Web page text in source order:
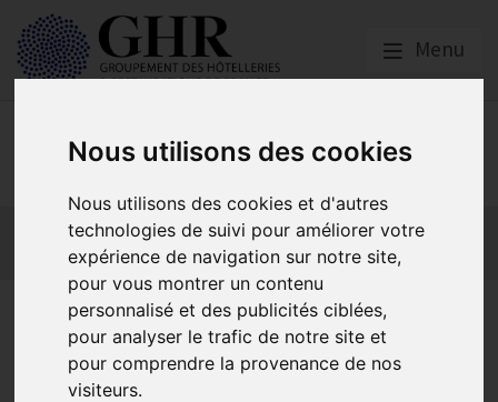
Nous utilisons des cookies
Nous utilisons des cookies et d'autres
technologies de suivi pour améliorer votre
expérience de navigation sur notre site,
pour vous montrer un contenu
personnalisé et des publicités ciblées,
pour analyser le trafic de notre site et
pour comprendre la provenance de nos
visiteurs.
Menu
Emploi, Formation et
Handicap
Actualité 2026 Nos Métiers
Offres d’Emploi
Formation
Mission Handicap
Pourquoi se faire reconnaître
travailleur handicapé ?